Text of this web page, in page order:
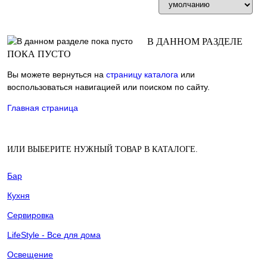
В ДАННОМ РАЗДЕЛЕ
ПОКА ПУСТО
Вы можете вернуться на страницу каталога или
воспользоваться навигацией или поиском по сайту.
Главная страница
ИЛИ ВЫБЕРИТЕ НУЖНЫЙ ТОВАР В КАТАЛОГЕ.
Бар
Кухня
Сервировка
LifeStyle - Все для дома
Освещение